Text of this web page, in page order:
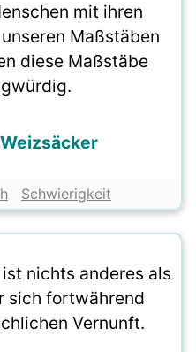
mit ihren
Maßstäben
diese Maßstäbe
Schwierigkeit
nichts anderes als
sich fortwährend
Vernunft.